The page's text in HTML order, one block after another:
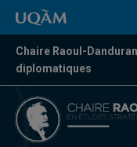
Chaire Raoul-
diplomatiques